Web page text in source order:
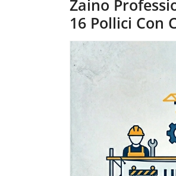
Zaino
16 Pollici Con